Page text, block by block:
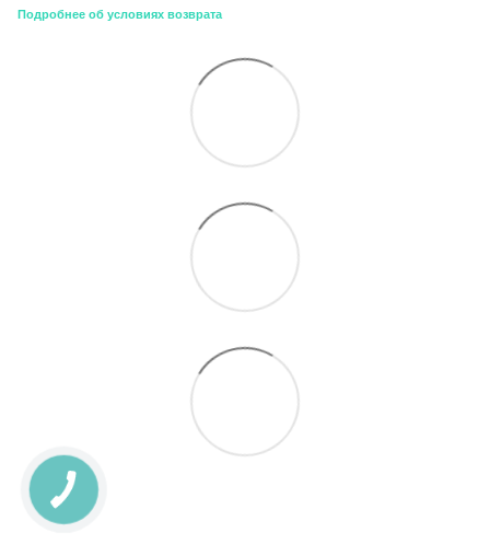
Подробнее об условиях возврата